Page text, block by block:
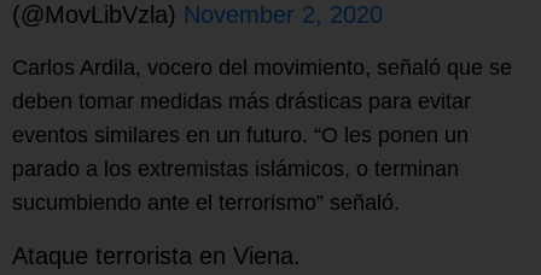
(@MovLibVzla) November 2, 2020
Carlos Ardila, vocero del movimiento, señaló que se
deben tomar medidas más drásticas para evitar
eventos similares en un futuro. “O les ponen un
parado a los extremistas islámicos, o terminan
sucumbiendo ante el terrorismo” señaló.
Ataque terrorista en Viena.